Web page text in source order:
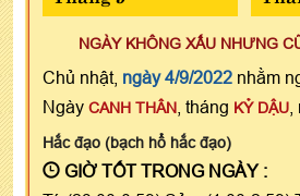
NGÀY KHÔNG XẤU NHƯNG
Chủ nhật, ngày 4/9/2022 nhằm
Ngày CANH THÂN , tháng KỶ DẬU
Hắc đạo (bạch hổ hắc đạo)
GIỜ TỐT TRONG NGÀY :